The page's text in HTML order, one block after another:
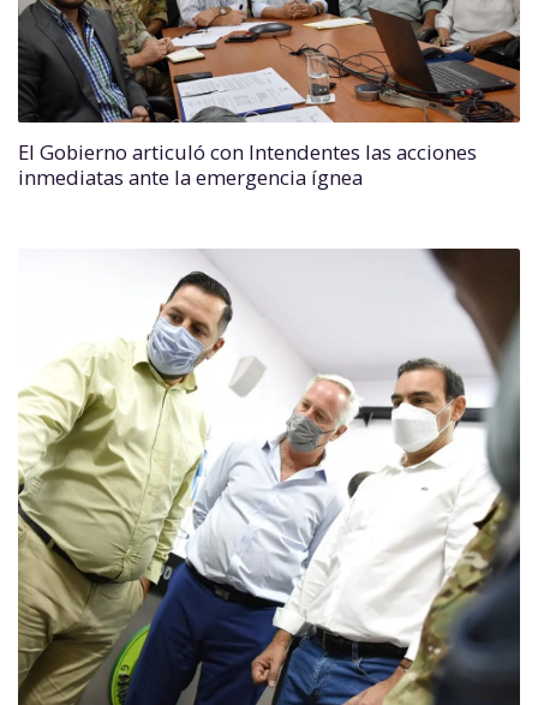
El Gobierno articuló con Intendentes las acciones
inmediatas ante la emergencia ígnea